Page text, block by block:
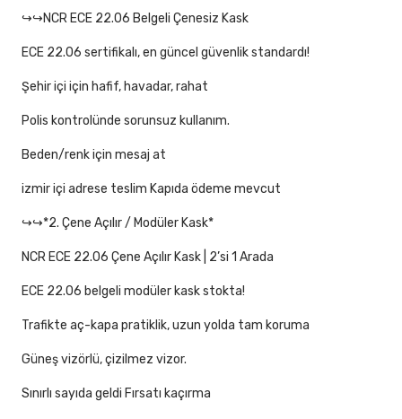
↪↪NCR ECE 22.06 Belgeli Çenesiz Kask
ECE 22.06 sertifikalı, en güncel güvenlik standardı!
Şehir içi için hafif, havadar, rahat
Polis kontrolünde sorunsuz kullanım.
Beden/renk için mesaj at
izmir içi adrese teslim Kapıda ödeme mevcut
↪↪*2. Çene Açılır / Modüler Kask*
NCR ECE 22.06 Çene Açılır Kask | 2’si 1 Arada
ECE 22.06 belgeli modüler kask stokta!
Trafikte aç-kapa pratiklik, uzun yolda tam koruma
Güneş vizörlü, çizilmez vizor.
Sınırlı sayıda geldi Fırsatı kaçırma